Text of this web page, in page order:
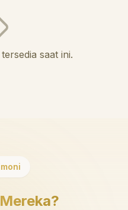
saat ini.
Mereka?